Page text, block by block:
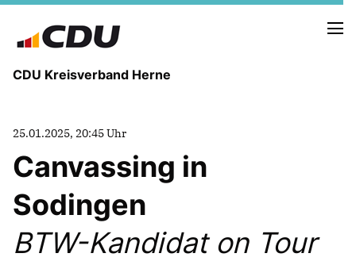
CDU Kreisverband Herne
ORTSVERBÄNDE
VEREINIGUNGEN
FOTOS
25.01.2025, 20:45 Uhr
Canvassing in
Sodingen
BTW-Kandidat on Tour